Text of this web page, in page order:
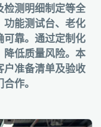
检测明细制定等全
功能测试台、老化
可靠。通过定制化
降低质量风险。本
户准备清单及验收
作。